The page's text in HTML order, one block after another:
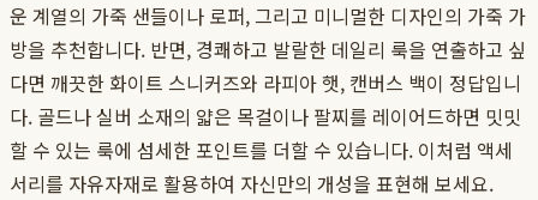
운 계열의 가죽 샌들이나 로퍼, 그리고 미니멀한 디자인의 가죽 가
방을 추천합니다. 반면, 경쾌하고 발랄한 데일리 룩을 연출하고 싶
다면 깨끗한 화이트 스니커즈와 라피아 햇, 캔버스 백이 정답입니
다. 골드나 실버 소재의 얇은 목걸이나 팔찌를 레이어드하면 밋밋
할 수 있는 룩에 섬세한 포인트를 더할 수 있습니다. 이처럼 액세
서리를 자유자재로 활용하여 자신만의 개성을 표현해 보세요.